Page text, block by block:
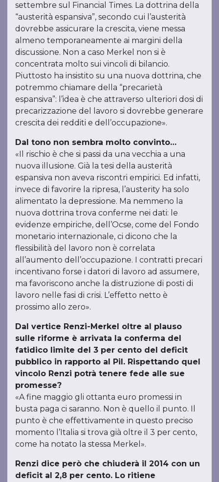
settembre sul Financial Times. La dottrina della
“austerità espansiva”, secondo cui l’austerità
dovrebbe assicurare la crescita, viene messa
almeno temporaneamente ai margini della
discussione. Non a caso Merkel non si è
concentrata molto sui vincoli di bilancio.
Piuttosto ha insistito su una nuova dottrina, che
potremmo chiamare della “precarietà
espansiva”: l’idea è che attraverso ulteriori dosi di
precarizzazione del lavoro si dovrebbe generare
crescita dei redditi e dell’occupazione».
Dal tono non sembra molto convinto…
«Il rischio è che si passi da una vecchia a una
nuova illusione. Già la tesi della austerità
espansiva non aveva riscontri empirici. Ed infatti,
invece di favorire la ripresa, l’austerity ha solo
alimentato la depressione. Ma nemmeno la
nuova dottrina trova conferme nei dati: le
evidenze empiriche, dell’Ocse, come del Fondo
monetario internazionale, ci dicono che la
flessibilità del lavoro non è correlata
all’aumento dell’occupazione. I contratti precari
incentivano forse i datori di lavoro ad assumere,
ma favoriscono anche la distruzione di posti di
lavoro nelle fasi di crisi. L’effetto netto è
prossimo allo zero».
Dal vertice Renzi-Merkel oltre al plauso
sulle riforme è arrivata la conferma del
fatidico limite del 3 per cento del deficit
pubblico in rapporto al Pil. Rispettando quel
vincolo Renzi potrà tenere fede alle sue
promesse?
«A fine maggio gli ottanta euro promessi in
busta paga ci saranno. Non è quello il punto. Il
punto è che effettivamente in questo preciso
momento l’Italia si trova già oltre il 3 per cento,
come ha notato la stessa Merkel».
Renzi dice però che chiuderà il 2014 con un
deficit al 2,8 per cento. Lo ritiene